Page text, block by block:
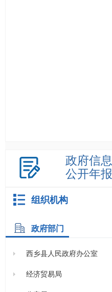
政府信息
公开年报
组织机构
政府部门
西乡县人民政府办公室
经济贸易局